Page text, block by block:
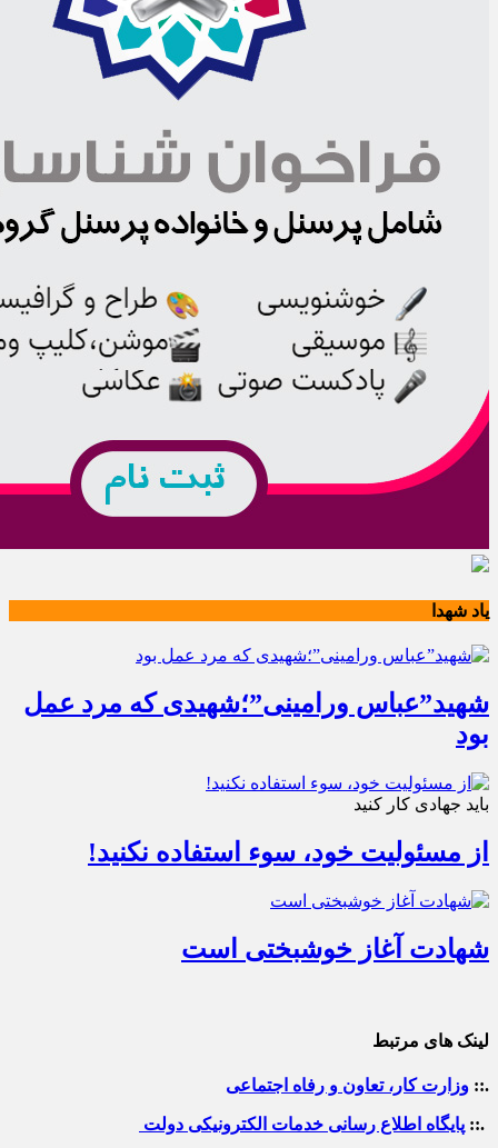
یاد شهدا
شهید”عباس ورامینی”؛شهیدی که مرد عمل
بود
باید جهادی کار کنید
از مسئولیت خود، سوء استفاده نکنید!
شهادت آغاز خوشبختی است
لینک های مرتبط
.:: وزارت کار، تعاون و رفاه اجتماعی
.:: پایگاه اطلاع رسانی خدمات الکترونیکی دولت